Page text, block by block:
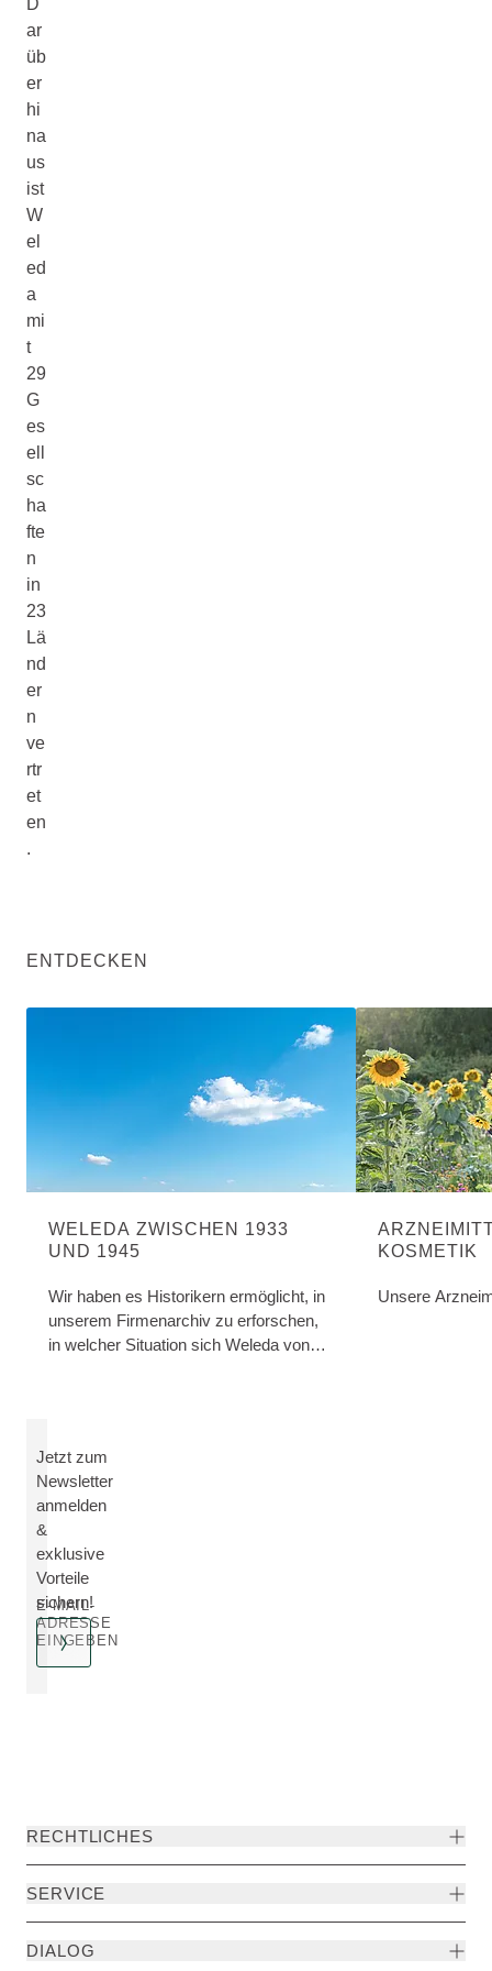
D
ar
üb
er
hi
na
us
ist
W
el
ed
a
mi
t
29
G
es
ell
sc
ha
fte
n
in
23
Lä
nd
er
n
ve
rtr
et
en
.
ENTDECKEN
WELEDA ZWISCHEN 1933
UND 1945
Wir haben es Historikern ermöglicht, in
unserem Firmenarchiv zu erforschen,
in welcher Situation sich Weleda von
KOSMETIK
Unsere
Jetzt zum
Newsletter
anmelden
&
exklusive
Vorteile
sichern!
E-MAIL-
ADRESSE
EINGEBEN
RECHTLICHES
SERVICE
DIALOG